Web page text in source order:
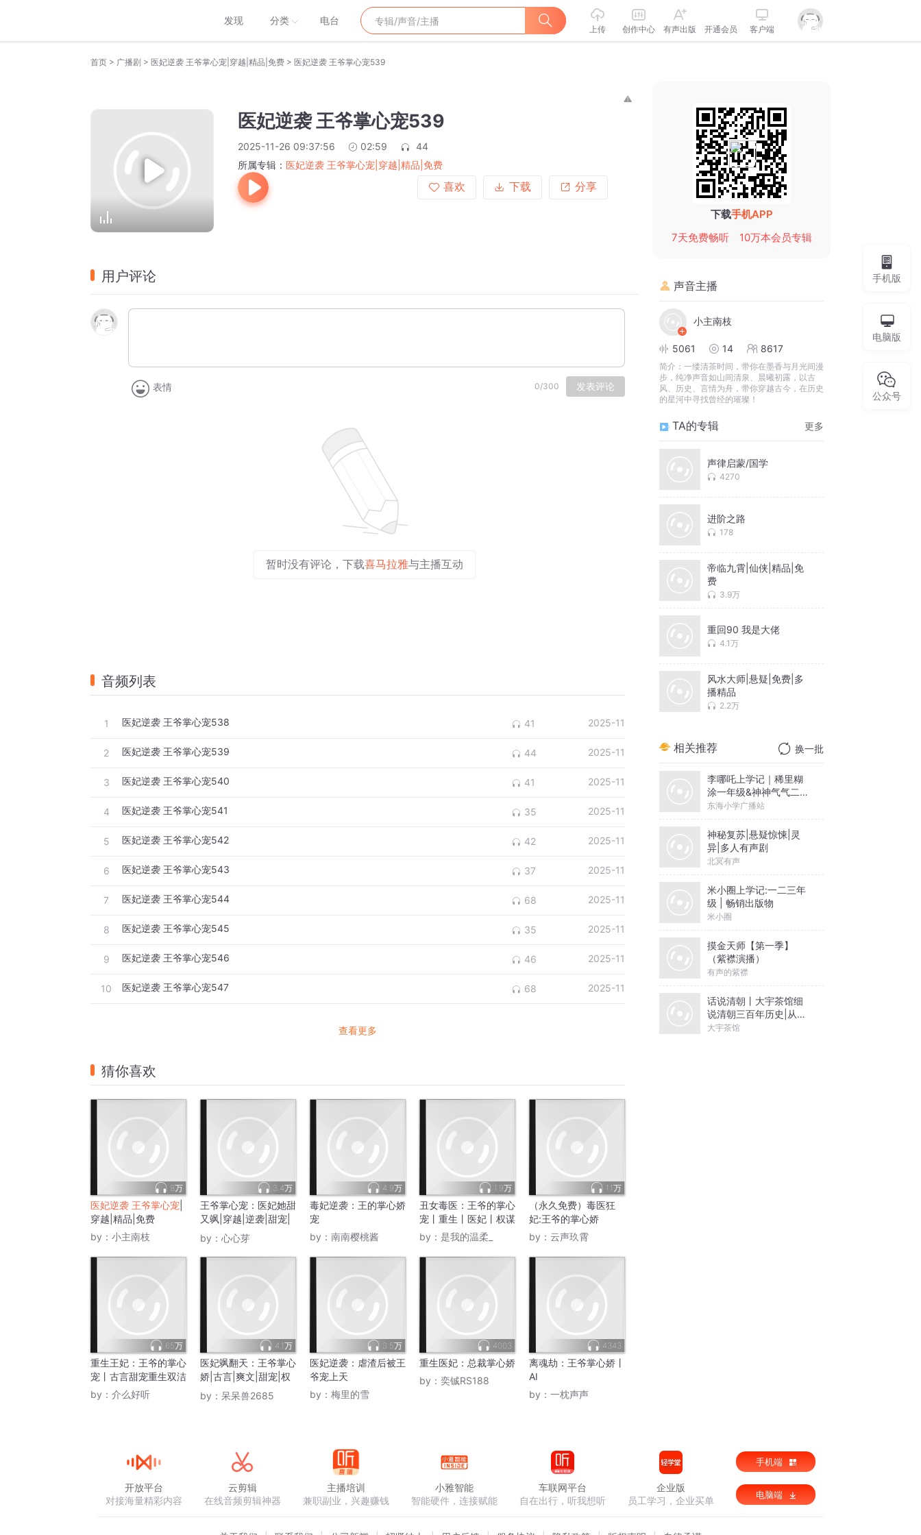
发现 分类 电台
上传 创作中心 有声出版 开通会员 客户端
首页 > 广播剧 > 医妃逆袭 王爷掌心宠|穿越|精品|免费 > 医妃逆袭 王爷掌心宠539
医妃逆袭 王爷掌心宠539
2025-11-26 09:37:56 02:59
44
所属专辑： 医妃逆袭 王爷掌心宠|穿越|精品|免费
喜欢
下载 分享
用户评论
表情 0/300 发表评论
暂时没有评论，下载喜马拉雅与主播互动
音频列表
1 医妃逆袭 王爷掌心宠538 41 2025-11
2 医妃逆袭 王爷掌心宠539 44 2025-11
3 医妃逆袭 王爷掌心宠540 41 2025-11
4 医妃逆袭 王爷掌心宠541 35 2025-11
5 医妃逆袭 王爷掌心宠542 42 2025-11
6 医妃逆袭 王爷掌心宠543 37 2025-11
7 医妃逆袭 王爷掌心宠544 68 2025-11
8 医妃逆袭 王爷掌心宠545 35 2025-11
9 医妃逆袭 王爷掌心宠546 46 2025-11
10 医妃逆袭 王爷掌心宠547 68 2025-11
查看更多
猜你喜欢
8万
医妃逆袭 王爷掌心宠
穿越|精品|免费
by： 小主南枝
3.4万
王爷掌心宠：医妃她甜
又飒|穿越|逆袭|甜宠|
免费
by： 心心芽
4.9万
毒妃逆袭：王的掌心娇
宠
by： 南南樱桃酱
1.9万
丑女毒医：王爷的掌心
宠丨重生丨医妃丨权谋
by： 是我的温柔_
1.1万
（永久免费）毒医狂
妃:王爷的掌心娇
by： 云声玖霄
65万
重生王妃：王爷的掌心
宠丨古言甜宠重生双洁
by： 介么好听
4.1万
医妃飒翻天：王爷掌心
娇|古言|爽文|甜宠|权
谋|
by： 呆呆兽2685
3.5万
医妃逆袭：虐渣后被王
爷宠上天
by： 梅里的雪
4003
重生医妃：总裁掌心娇
by： 奕铖RS188
4343
离魂劫：王爷掌心娇丨
AI
by： 一枕声声
下载手机APP
7天免费畅听
10万本会员专辑
声音主播
小主南枝
5061 14 8617
简介： 一缕清茶时间，带你在墨香与月光间漫
步，纯净声音如山间清泉、晨曦初露，以古
风、历史、言情为舟，带你穿越古今，在历史
的星河中寻找曾经的璀璨！
TA的专辑 更多
声律启蒙/国学
4270
进阶之路
178
帝临九霄|仙侠|精品|免
费
3.9万
重回90 我是大佬
4.1万
风水大师|悬疑|免费|多
播精品
2.2万
相关推荐 换一批
李哪吒上学记｜稀里糊
涂一年级&神神气气二年
级
东海小学广播站
神秘复苏|悬疑惊悚|灵
异|多人有声剧
北冥有声
米小圈上学记:一二三年
级 | 畅销出版物
米小圈
摸金天师【第一季】
（紫襟演播）
有声的紫襟
话说清朝丨大宇茶馆细
说清朝三百年历史|从努
尔哈赤到末代皇帝溥仪|
大宇茶馆
手机版
电脑版
公众号
开放平台
对接海量精彩内容
云剪辑
在线音频剪辑神器
主播培训
兼职副业，兴趣赚钱
小雅智能
智能硬件，连接赋能
车联网平台
自在出行，听我想听
企业版
员工学习，企业买单
手机端
电脑端